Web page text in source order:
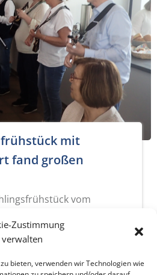
Zustimmung
verwalten
bieten, verwenden wir Technologien wie
mit
fand großen
vom
[…]